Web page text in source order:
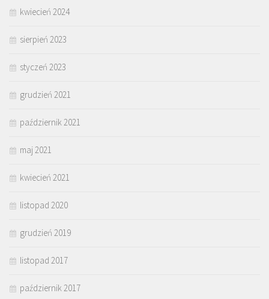
kwiecień 2024
sierpień 2023
styczeń 2023
grudzień 2021
październik 2021
maj 2021
kwiecień 2021
listopad 2020
grudzień 2019
listopad 2017
październik 2017